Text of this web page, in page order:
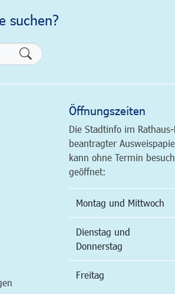
suchen?
Formularschaltfläche
Öffnungszeiten
Die Stadtinfo im
beantragter
kann ohne Termin
geöffnet:
Montag und Mittwoch
Dienstag und
Donnerstag
Freitag